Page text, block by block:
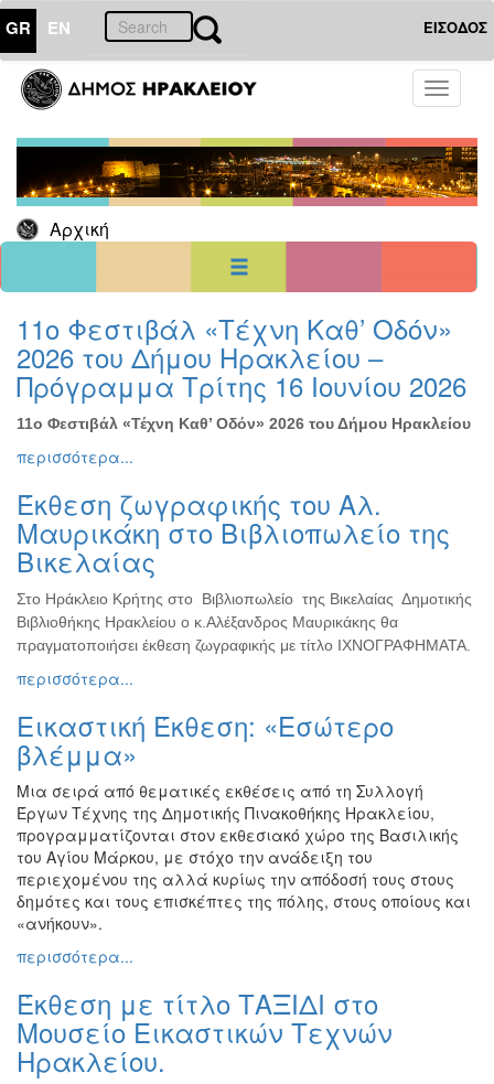
GR EN ΕΙΣΟΔΟΣ
Toggle
Αρχική
10Φεβρουάριος
2025
Τρι Τετ Πεμ Παρ Σαβ
1
2
9
10 11 12 13 14
15
22
ΗΜΕΡΟΛΟΓΙΟ
ΕΚΔΗΛΩΣΕΩΝ
Χριστούγεννα
-
Πρωτοχρονιά
Ζωγραφική
Φωτογραφία
Τραγούδι
Μουσική
Κινηματογράφος
Χορός
Παζάρι
Ειδών
Συνέδρια
Ημερίδες
-
Διημερίδες
Σεμινάρια-
Διαλέξεις-
Ομιλίες
Εκθέσεις
Εκδηλώσεις
για
11ο Φεστιβάλ «Τέχνη Καθ’ Οδόν»
2026 του Δήμου Ηρακλείου –
Πρόγραμμα Τρίτης 16 Ιουνίου 2026
11ο Φεστιβάλ «Τέχνη Καθ’ Οδόν» 2026 του Δήμου Ηρακλείου
περισσότερα...
Έκθεση ζωγραφικής του Αλ.
Μαυρικάκη στο Βιβλιοπωλείο της
Βικελαίας
Στο Ηράκλειο Κρήτης στο Βιβλιοπωλείο της Βικελαίας Δημοτικής
Βιβλιοθήκης Ηρακλείου ο κ.Αλέξανδρος Μαυρικάκης θα
πραγματοποιήσει έκθεση ζωγραφικής με τίτλο ΙΧΝΟΓΡΑΦΗΜΑΤΑ.
περισσότερα...
Εικαστική Έκθεση: «Εσώτερο
βλέμμα»
Μια σειρά από θεματικές εκθέσεις από τη Συλλογή
Έργων Τέχνης της Δημοτικής Πινακοθήκης Ηρακλείου,
προγραμματίζονται στον εκθεσιακό χώρο της Βασιλικής
του Αγίου Μάρκου, με στόχο την ανάδειξη του
περιεχομένου της αλλά κυρίως την απόδοσή τους στους
δημότες και τους επισκέπτες της πόλης, στους οποίους και
«ανήκουν».
περισσότερα...
Έκθεση με τίτλο ΤΑΞΙΔΙ στο
Μουσείο Εικαστικών Τεχνών
Ηρακλείου.